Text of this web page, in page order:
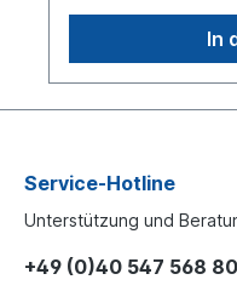
In
Service-Hotline
Unterstützung und
+49 (0)40 547 568 80